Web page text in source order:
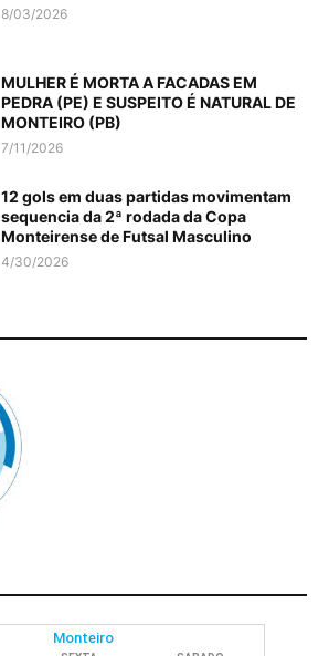
8/03/2026
MULHER É MORTA A FACADAS EM
PEDRA (PE) E SUSPEITO É NATURAL DE
MONTEIRO (PB)
7/11/2026
12 gols em duas partidas movimentam
sequencia da 2ª rodada da Copa
Monteirense de Futsal Masculino
4/30/2026